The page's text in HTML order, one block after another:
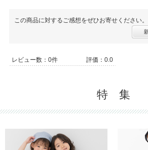
この商品に対するご感想をぜひお寄せください。
レビュー数：0件 評価：0.0
特 集